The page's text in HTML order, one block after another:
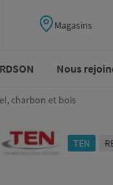
Magasins
Nous
charbon et bois
TEN